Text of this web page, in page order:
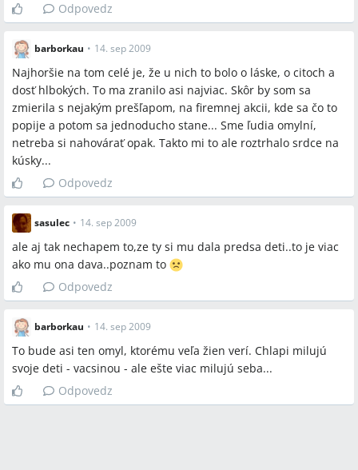
Odpovedz
barborkau • 14. sep 2009
Najhoršie na tom celé je, že u nich to bolo o láske, o citoch a
dosť hlbokých. To ma zranilo asi najviac. Skôr by som sa
zmierila s nejakým prešľapom, na firemnej akcii, kde sa čo to
popije a potom sa jednoducho stane... Sme ľudia omylní,
netreba si nahovárať opak. Takto mi to ale roztrhalo srdce na
kúsky...
Odpovedz
sasulec • 14. sep 2009
ale aj tak nechapem to,ze ty si mu dala predsa deti..to je viac
ako mu ona dava..poznam to
Odpovedz
barborkau • 14. sep 2009
To bude asi ten omyl, ktorému veľa žien verí. Chlapi milujú
svoje deti - vacsinou - ale ešte viac milujú seba...
Odpovedz